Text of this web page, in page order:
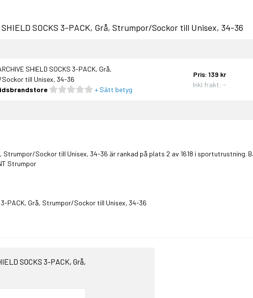
SOCKS 3-PACK, Grå, Strumpor/Sockor till Unisex, 34-36
SHIELD SOCKS 3-PACK, Grå,
till Unisex, 34-36
+ Sätt betyg
Pris: 139 kr
Inkl frakt: -
Strumpor/Sockor till Unisex, 34-36 är rankad på plats 2 av 1618 i sportutrustning.
Strumpor
3-PACK, Grå, Strumpor/Sockor till Unisex, 34-36
SOCKS 3-PACK, Grå,